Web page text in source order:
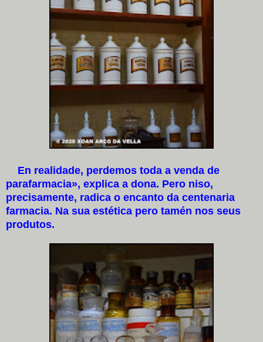
En realidade, perdemos toda a venda de
parafarmacia», explica a dona. Pero niso,
precisamente, radica o encanto da centenaria
farmacia. Na sua estética pero tamén nos seus
produtos.